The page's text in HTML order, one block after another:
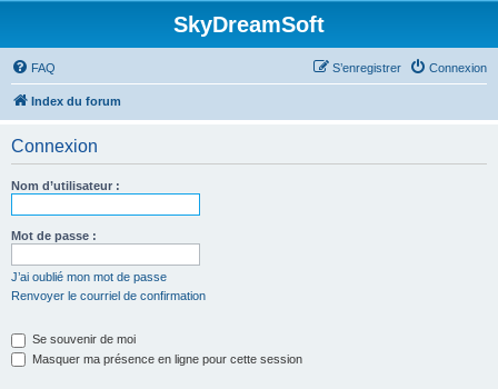
SkyDreamSoft
FAQ Connexion
S’enregistrer
Index du forum
Connexion
Nom d’utilisateur :
Mot de passe :
J’ai oublié mon mot de passe
Renvoyer le courriel de confirmation
Se souvenir de moi
Masquer ma présence en ligne pour cette session